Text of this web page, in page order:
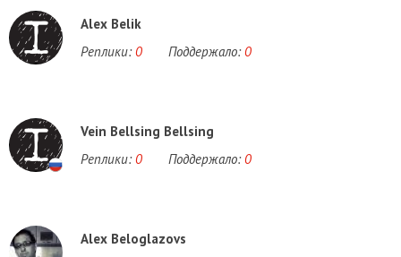
Alex Belik
Реплики: 0 Поддержало: 0
Vein Bellsing Bellsing
Реплики: 0 Поддержало: 0
Alex Beloglazovs